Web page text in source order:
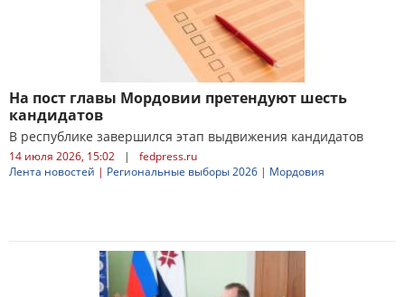
На пост главы Мордовии претендуют шесть
кандидатов
В республике завершился этап выдвижения кандидатов
14 июля 2026, 15:02 |
fedpress.ru
Лента новостей | Региональные выборы 2026 | Мордовия